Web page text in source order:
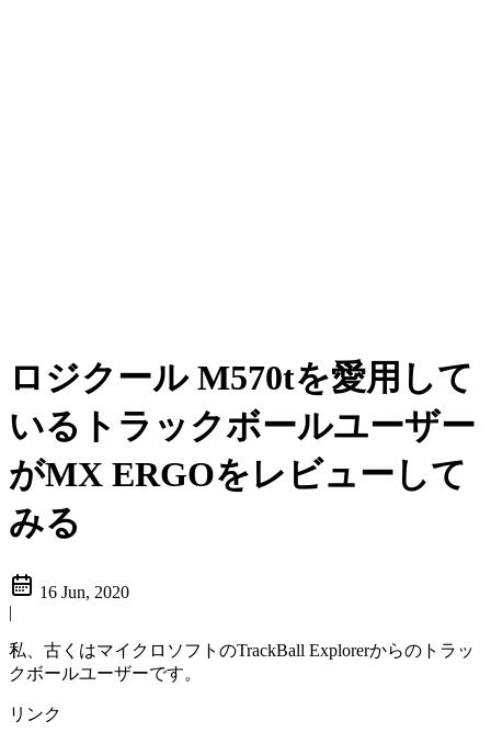
ロジクール M570tを愛用して
いるトラックボールユーザー
がMX ERGOをレビューして
みる
16 Jun, 2020
|
私、古くはマイクロソフトのTrackBall Explorerからのトラッ
クボールユーザーです。
リンク